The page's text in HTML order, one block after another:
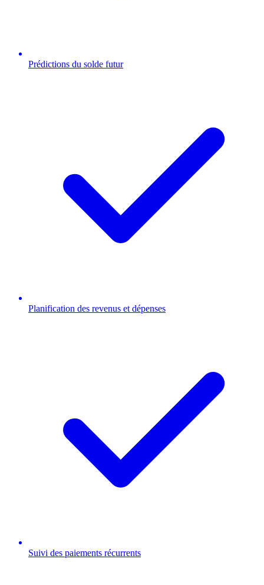
Prédictions du solde futur
Planification des revenus et dépenses
Suivi des paiements récurrents